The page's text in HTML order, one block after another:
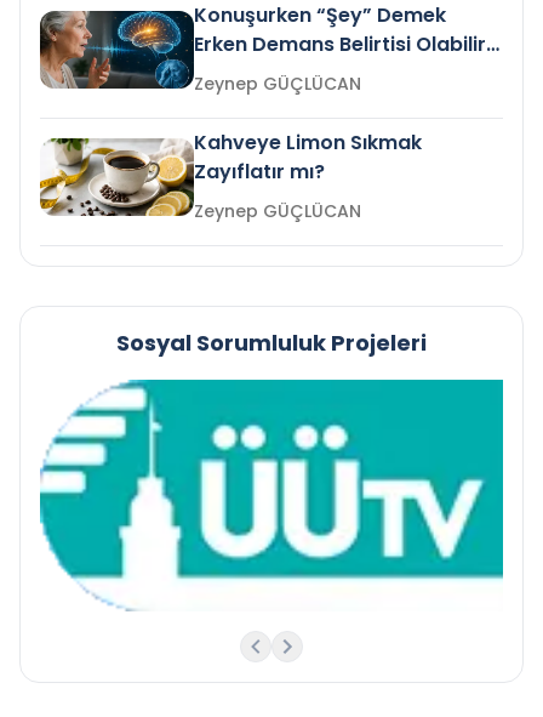
Konuşurken “Şey” Demek
Erken Demans Belirtisi Olabilir
mi?
Zeynep GÜÇLÜCAN
Kahveye Limon Sıkmak
Zayıflatır mı?
Zeynep GÜÇLÜCAN
Sosyal Sorumluluk Projeleri